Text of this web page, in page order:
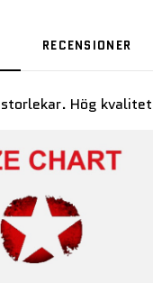
RECENSIONER
Hög